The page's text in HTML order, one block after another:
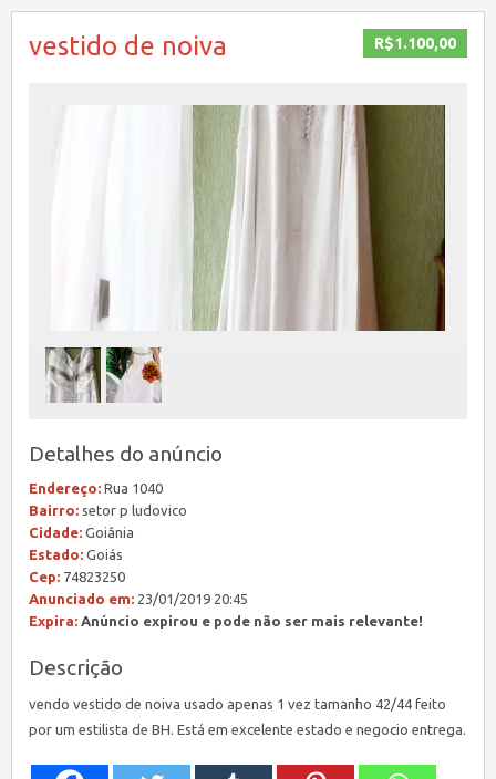
R$1.100,00
vestido de noiva
Detalhes do anúncio
Endereço: Rua 1040
Bairro: setor p ludovico
Cidade: Goiânia
Estado: Goiás
Cep: 74823250
Anunciado em: 23/01/2019 20:45
Expira: Anúncio expirou e pode não ser mais relevante!
Descrição
vendo vestido de noiva usado apenas 1 vez tamanho 42/44 feito
por um estilista de BH. Está em excelente estado e negocio entrega.